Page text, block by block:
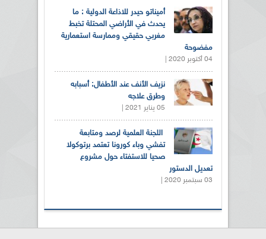
أميناتو حيدر للاذاعة الدولية : ما
يحدث في الأراضي المحتلة تخبط
مغربي حقيقي وممارسة استعمارية
مفضوحة
04 أكتوبر 2020 |
نزيف الأنف عند الأطفال: أسبابه
وطرق علاجه
05 يناير 2021 |
اللجنة العلمية لرصد ومتابعة
تفشي وباء كورونا تعتمد برتوكولا
صحيا للاستفتاء حول مشروع
تعديل الدستور
03 سبتمبر 2020 |